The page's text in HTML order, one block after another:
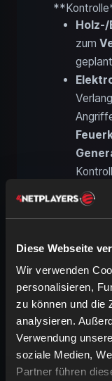
Diese Webseite
Wir verwenden
personalisieren,
zu können und die
analysieren.
Verwendung
soziale Medien,
Partner führen
Holz-/
zum
Blade
Gitter/
Pro-Tipp:
Schalter.
Materialien